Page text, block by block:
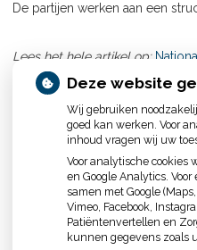
De partijen werken aan een
Lees het hele artikel op:
Publicatiedatum:
19-12-2025
Terug naar overzicht
Uw Zorg
Deze website
Wij gebruiken
goed kan werken. Voor
inhoud vragen wij uw
Voor analytische cookies
en Google Analytics.
samen met Google
Vimeo, Facebook,
Patiëntenvertellen en
kunnen gegevens zoals